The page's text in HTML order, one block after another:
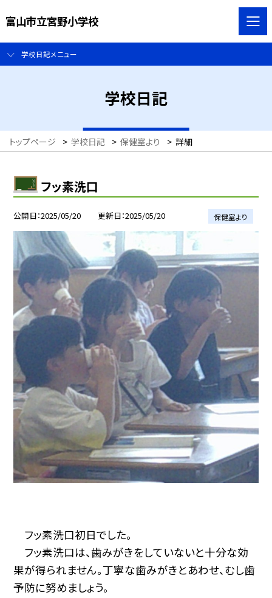
富山市立宮野小学校
学校日記メニュー
学校日記
トップページ > 学校日記 > 保健室より > 詳細
フッ素洗口
公開日 2025/05/20 更新日 2025/05/20 保健室より
フッ素洗口初日でした。
フッ素洗口は、歯みがきをしていないと十分な効
果が得られません。丁寧な歯みがきとあわせ、むし歯
予防に努めましょう。